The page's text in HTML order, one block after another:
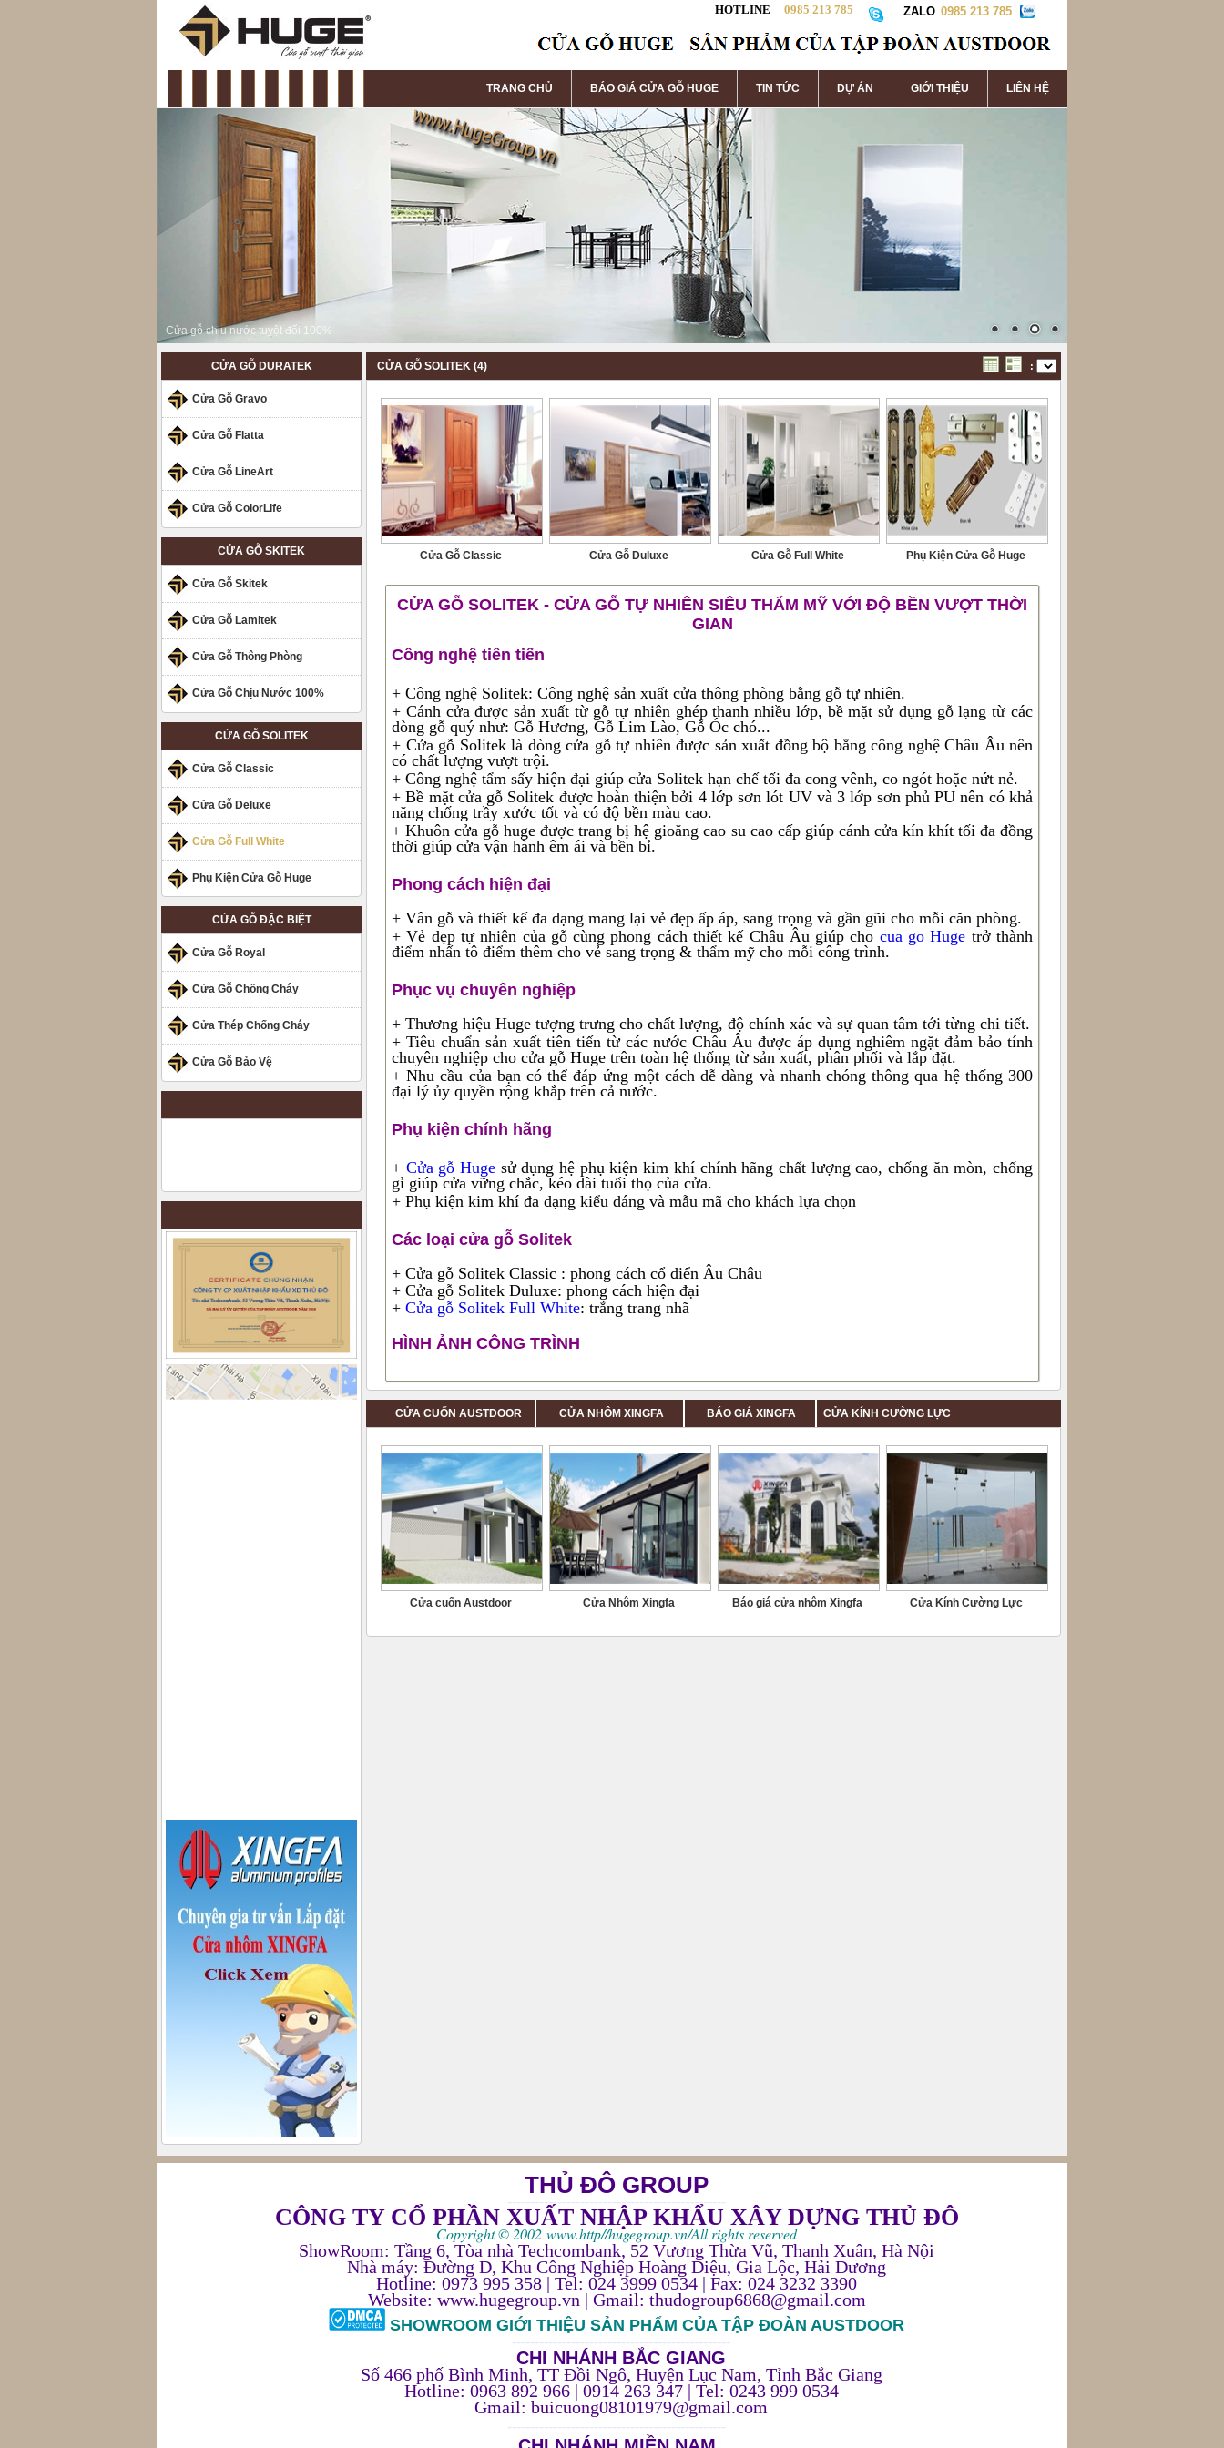
ZALO 0985 213 785
HOTLINE 0985 213 785
TRANG CHỦ BÁO GIÁ CỬA GỖ HUGE TIN TỨC DỰ ÁN GIỚI THIỆU LIÊN HỆ
slide
CỬA GỖ DURATEK
Cửa Gỗ Gravo
Cửa Gỗ Flatta
Cửa Gỗ LineArt
Cửa Gỗ ColorLife
CỬA GỖ SKITEK
Cửa Gỗ Skitek
Cửa Gỗ Lamitek
Cửa Gỗ Thông Phòng
Cửa Gỗ Chịu Nước 100%
CỬA GỖ SOLITEK
Cửa Gỗ Classic
Cửa Gỗ Deluxe
Cửa Gỗ Full White
Phụ Kiện Cửa Gỗ Huge
CỬA GỖ ĐẶC BIỆT
Cửa Gỗ Royal
Cửa Gỗ Chống Cháy
Cửa Thép Chống Cháy
Cửa Gỗ Bảo Vệ
:
CỬA GỖ SOLITEK (4)
Cửa Gỗ Classic Cửa Gỗ Duluxe Cửa Gỗ Full White Phụ Kiện Cửa Gỗ Huge
CỬA GỖ SOLITEK - CỬA GỖ TỰ NHIÊN SIÊU THẨM MỸ VỚI ĐỘ BỀN VƯỢT THỜI
GIAN
Công nghệ tiên tiến
+ Công nghệ Solitek: Công nghệ sản xuất cửa thông phòng bằng gỗ tự nhiên.
+ Cánh cửa được sản xuất từ gỗ tự nhiên ghép thanh nhiều lớp, bề mặt sử dụng gỗ lạng từ các
dòng gỗ quý như: Gỗ Hương, Gỗ Lim Lào, Gỗ Óc chó...
+ Cửa gỗ Solitek là dòng cửa gỗ tự nhiên được sản xuất đồng bộ bằng công nghệ Châu Âu nên
có chất lượng vượt trội.
+ Công nghệ tẩm sấy hiện đại giúp cửa Solitek hạn chế tối đa cong vênh, co ngót hoặc nứt nẻ.
+ Bề mặt cửa gỗ Solitek được hoàn thiện bởi 4 lớp sơn lót UV và 3 lớp sơn phủ PU nên có khả
năng chống trầy xước tốt và có độ bền màu cao.
+ Khuôn cửa gỗ huge được trang bị hệ gioăng cao su cao cấp giúp cánh cửa kín khít tối đa đồng
thời giúp cửa vận hành êm ái và bền bỉ.
Phong cách hiện đại
+ Vân gỗ và thiết kế đa dạng mang lại vẻ đẹp ấp áp, sang trọng và gần gũi cho mỗi căn phòng.
+ Vẻ đẹp tự nhiên của gỗ cùng phong cách thiết kế Châu Âu giúp cho cua go Huge trở thành
điểm nhấn tô điểm thêm cho vẻ sang trọng & thẩm mỹ cho mỗi công trình.
Phục vụ chuyên nghiệp
+ Thương hiệu Huge tượng trưng cho chất lượng, độ chính xác và sự quan tâm tới từng chi tiết.
+ Tiêu chuẩn sản xuất tiên tiến từ các nước Châu Âu được áp dụng nghiêm ngặt đảm bảo tính
chuyên nghiệp cho cửa gỗ Huge trên toàn hệ thống từ sản xuất, phân phối và lắp đặt.
+ Nhu cầu của bạn có thể đáp ứng một cách dễ dàng và nhanh chóng thông qua hệ thống 300
đại lý ủy quyền rộng khắp trên cả nước.
Phụ kiện chính hãng
+ Cửa gỗ Huge sử dụng hệ phụ kiện kim khí chính hãng chất lượng cao, chống ăn mòn, chống
gỉ giúp cửa vững chắc, kéo dài tuổi thọ của cửa.
+ Phụ kiện kim khí đa dạng kiểu dáng và mẫu mã cho khách lựa chọn
Các loại cửa gỗ Solitek
+ Cửa gỗ Solitek Classic : phong cách cổ điển Âu Châu
+ Cửa gỗ Solitek Duluxe: phong cách hiện đại
+ Cửa gỗ Solitek Full White: trắng trang nhã
HÌNH ẢNH CÔNG TRÌNH
CỬA CUỐN AUSTDOOR CỬA NHÔM XINGFA BÁO GIÁ XINGFA CỬA KÍNH CƯỜNG LỰC
Cửa cuốn Austdoor Cửa Nhôm Xingfa Báo giá cửa nhôm Xingfa Cửa Kính Cường Lực
bình chọn
THỦ ĐÔ GROUP
------------------------------------------------
CÔNG TY CỔ PHẦN XUẤT NHẬP KHẨU XÂY DỰNG THỦ ĐÔ
Copyright © 2002 www.http//hugegroup.vn/All rights reserved
ShowRoom: Tầng 6, Tòa nhà Techcombank, 52 Vương Thừa Vũ, Thanh Xuân, Hà Nội
Nhà máy: Đường D, Khu Công Nghiệp Hoàng Diệu, Gia Lộc, Hải Dương
Hotline: 0973 995 358 | Tel: 024 3999 0534 | Fax: 024 3232 3390
Website: www.hugegroup.vn | Gmail: thudogroup6868@gmail.com
SHOWROOM GIỚI THIỆU SẢN PHẨM CỦA TẬP ĐOÀN AUSTDOOR
------------------------------------------------
CHI NHÁNH BẮC GIANG
Số 466 phố Bình Minh, TT Đồi Ngô, Huyện Lục Nam, Tỉnh Bắc Giang
Hotline: 0963 892 966 | 0914 263 347 | Tel: 0243 999 0534
Gmail: buicuong08101979@gmail.com
------------------------------------------------